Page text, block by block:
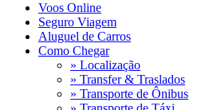
Voos Online
Seguro Viagem
Aluguel de Carros
Como Chegar
» Localização
» Transfer & Traslados
» Transporte de Ônibus